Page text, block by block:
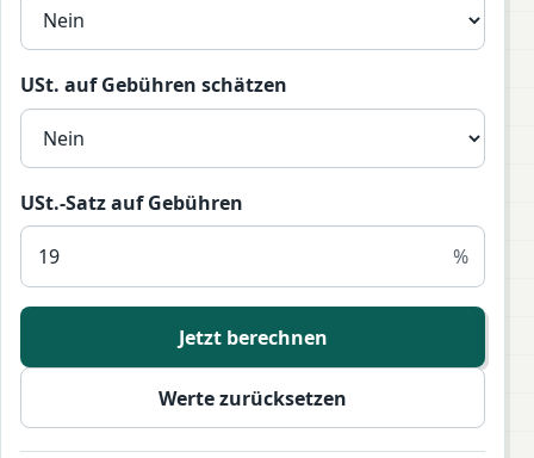
USt. auf Gebühren schätzen
USt.-Satz auf Gebühren
%
Jetzt berechnen
Werte zurücksetzen